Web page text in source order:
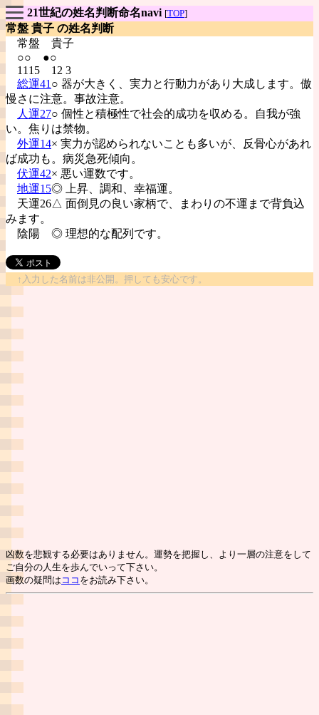
21世紀の姓名判断命名navi [TOP]
常盤 貴子 の姓名判断
常盤 貴子
○○ ●○
1115 12 3
総運41 ○ 器が大きく、実力と行動力があり大成します。傲
慢さに注意。事故注意。
人運27○ 個性と積極性で社会的成功を収める。自我が強
い。焦りは禁物。
外運14× 実力が認められないことも多いが、反骨心があれ
ば成功も。病災急死傾向。
伏運42× 悪い運数です。
地運15◎ 上昇、調和、幸福運。
天運26△ 面倒見の良い家柄で、まわりの不運まで背負込
みます。
陰陽 ◎ 理想的な配列です。
↑入力した名前は非公開。押しても安心です。
凶数を悲観する必要はありません。運勢を把握し、より一層の注意をして
ご自分の人生を歩んでいって下さい。
画数の疑問は ココ をお読み下さい。